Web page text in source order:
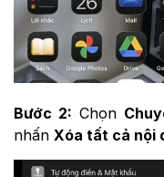
Bước 2: Chọn
nhấn Xóa tất cả nội